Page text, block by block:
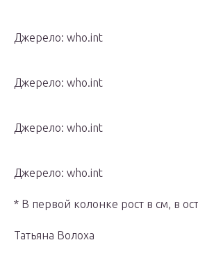
Джерело: who.int
Джерело: who.int
Джерело: who.int
Джерело: who.int
* В первой колонке рост в см, в
Татьяна Волоха